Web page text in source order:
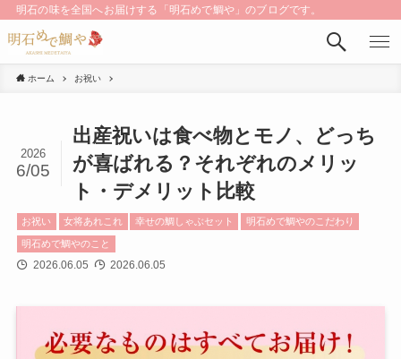
明石の味を全国へお届けする「明石めで鯛や」のブログです。
ホーム お祝い
出産祝いは食べ物とモノ、どっち
が喜ばれる？それぞれのメリッ
ト・デメリット比較
2026
6/05
お祝い 女将あれこれ 幸せの鯛しゃぶセット 明石めで鯛やのこだわり
明石めで鯛やのこと
2026.06.05 2026.06.05